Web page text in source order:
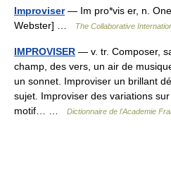
Improviser— Im pro*vis er, n.
Webster] …
The Collaborative
IMPROVISER — v. tr. Composer,
champ, des vers, un air de
un sonnet. Improviser un brillant
sujet. Improviser des variations
motif… …
Dictionnaire de l'Academie